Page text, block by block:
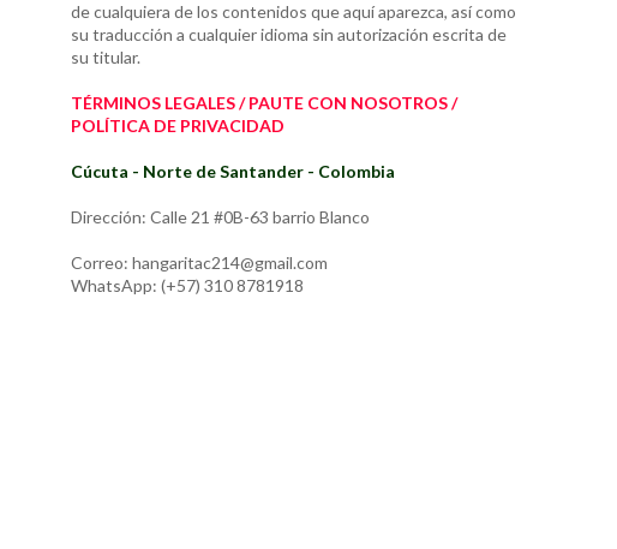
de cualquiera de los contenidos que aquí aparezca, así como
su traducción a cualquier idioma sin autorización escrita de
su titular.
TÉRMINOS LEGALES / PAUTE CON NOSOTROS /
POLÍTICA DE PRIVACIDAD
Cúcuta - Norte de Santander - Colombia
Dirección: Calle 21 #0B-63 barrio Blanco
Correo: hangaritac214@gmail.com
WhatsApp: (+57) 310 8781918